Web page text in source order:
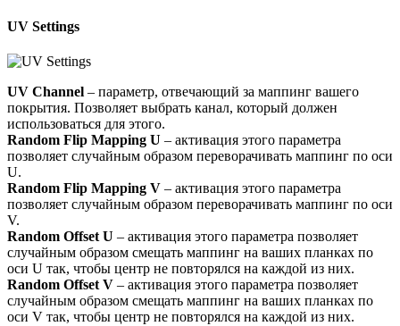
UV Settings
UV Channel – параметр, отвечающий за маппинг вашего
покрытия. Позволяет выбрать канал, который должен
использоваться для этого.
Random Flip Mapping U – активация этого параметра
позволяет случайным образом переворачивать маппинг по оси
U.
Random Flip Mapping V – активация этого параметра
позволяет случайным образом переворачивать маппинг по оси
V.
Random Offset U – активация этого параметра позволяет
случайным образом смещать маппинг на ваших планках по
оси U так, чтобы центр не повторялся на каждой из них.
Random Offset V – активация этого параметра позволяет
случайным образом смещать маппинг на ваших планках по
оси V так, чтобы центр не повторялся на каждой из них.